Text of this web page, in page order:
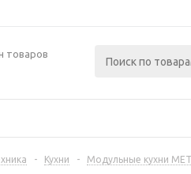
товаров
- Кухни - Модульные кухни